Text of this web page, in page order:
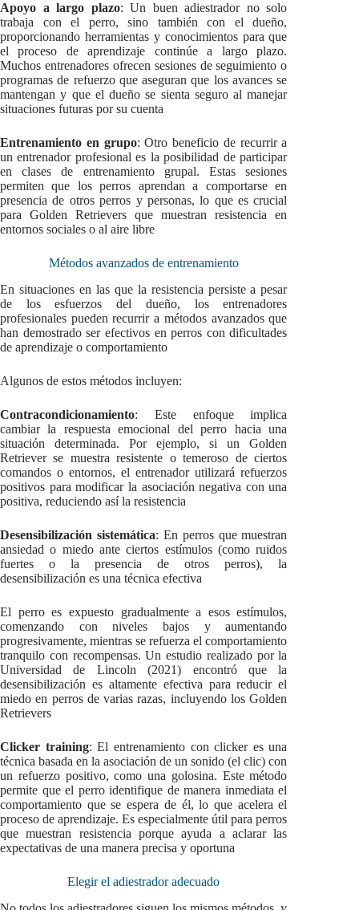
Apoyo a largo plazo: Un buen adiestrador no solo
trabaja con el perro, sino también con el dueño,
proporcionando herramientas y conocimientos para que
el proceso de aprendizaje continúe a largo plazo.
Muchos entrenadores ofrecen sesiones de seguimiento o
programas de refuerzo que aseguran que los avances se
mantengan y que el dueño se sienta seguro al manejar
situaciones futuras por su cuenta
Entrenamiento en grupo: Otro beneficio de recurrir a
un entrenador profesional es la posibilidad de participar
en clases de entrenamiento grupal. Estas sesiones
permiten que los perros aprendan a comportarse en
presencia de otros perros y personas, lo que es crucial
para Golden Retrievers que muestran resistencia en
entornos sociales o al aire libre
Métodos avanzados de entrenamiento
En situaciones en las que la resistencia persiste a pesar
de los esfuerzos del dueño, los entrenadores
profesionales pueden recurrir a métodos avanzados que
han demostrado ser efectivos en perros con dificultades
de aprendizaje o comportamiento
Algunos de estos métodos incluyen:
Contracondicionamiento: Este enfoque implica
cambiar la respuesta emocional del perro hacia una
situación determinada. Por ejemplo, si un Golden
Retriever se muestra resistente o temeroso de ciertos
comandos o entornos, el entrenador utilizará refuerzos
positivos para modificar la asociación negativa con una
positiva, reduciendo así la resistencia
Desensibilización sistemática: En perros que muestran
ansiedad o miedo ante ciertos estímulos (como ruidos
fuertes o la presencia de otros perros), la
desensibilización es una técnica efectiva
El perro es expuesto gradualmente a esos estímulos,
comenzando con niveles bajos y aumentando
progresivamente, mientras se refuerza el comportamiento
tranquilo con recompensas. Un estudio realizado por la
Universidad de Lincoln (2021) encontró que la
desensibilización es altamente efectiva para reducir el
miedo en perros de varias razas, incluyendo los Golden
Retrievers
Clicker training: El entrenamiento con clicker es una
técnica basada en la asociación de un sonido (el clic) con
un refuerzo positivo, como una golosina. Este método
permite que el perro identifique de manera inmediata el
comportamiento que se espera de él, lo que acelera el
proceso de aprendizaje. Es especialmente útil para perros
que muestran resistencia porque ayuda a aclarar las
expectativas de una manera precisa y oportuna
Elegir el adiestrador adecuado